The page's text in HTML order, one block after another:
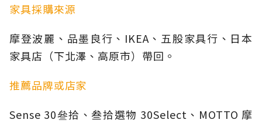
家具採購來源
摩登波麗、品墨良行、IKEA、五股家具行、日本
家具店（下北澤、高原市）帶回。
推薦品牌或店家
Sense 30叄拾、叁拾選物 30Select、MOTTO 摩